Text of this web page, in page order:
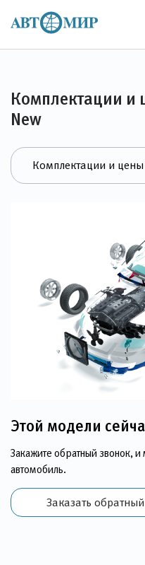
Комплектации и
New
Этой модели
Закажите обратный звонок,
автомобиль.
Заказать